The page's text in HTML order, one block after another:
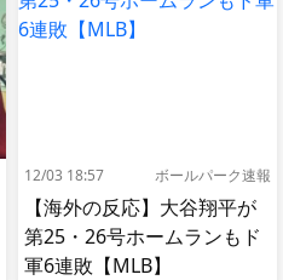
12/03 18:57 ボールパーク速報
【海外の反応】大谷翔平が
第25・26号ホームランもド
軍6連敗【MLB】